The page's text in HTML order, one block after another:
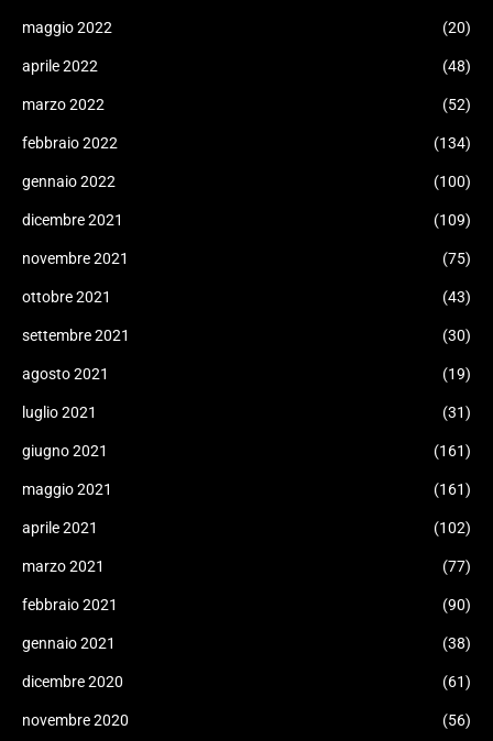
maggio 2022 (20)
aprile 2022 (48)
marzo 2022 (52)
febbraio 2022 (134)
gennaio 2022 (100)
dicembre 2021 (109)
novembre 2021 (75)
ottobre 2021 (43)
settembre 2021 (30)
agosto 2021 (19)
luglio 2021 (31)
giugno 2021 (161)
maggio 2021 (161)
aprile 2021 (102)
marzo 2021 (77)
febbraio 2021 (90)
gennaio 2021 (38)
dicembre 2020 (61)
novembre 2020 (56)